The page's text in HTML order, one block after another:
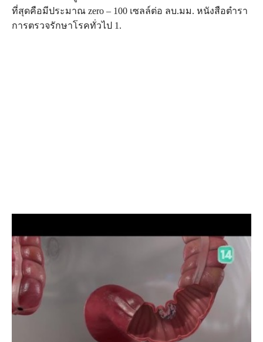
ที่สุดคือมีประมาณ zero – 100 เซลล์ต่อ ลบ.มม. หนังสือตำรา
การตรวจรักษาโรคทั่วไป 1.